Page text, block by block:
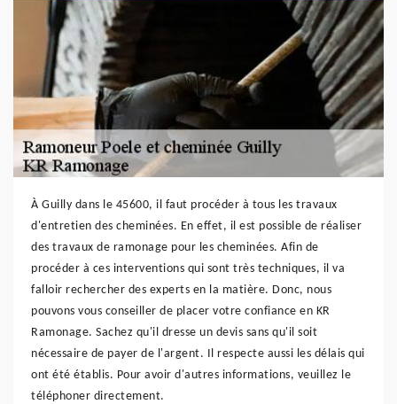
À Guilly dans le 45600, il faut procéder à tous les travaux
d'entretien des cheminées. En effet, il est possible de réaliser
des travaux de ramonage pour les cheminées. Afin de
procéder à ces interventions qui sont très techniques, il va
falloir rechercher des experts en la matière. Donc, nous
pouvons vous conseiller de placer votre confiance en KR
Ramonage. Sachez qu'il dresse un devis sans qu'il soit
nécessaire de payer de l'argent. Il respecte aussi les délais qui
ont été établis. Pour avoir d'autres informations, veuillez le
téléphoner directement.